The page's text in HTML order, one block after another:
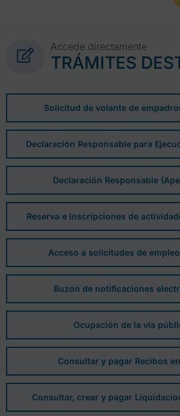
Accede directamente
TRÁMITES
Solicitud de volante de
Declaración Responsable para
Declaración Responsable
Reserva e inscripciones de
Acceso a solicitudes de
Buzón de notificaciones
Ocupación de la vía
Consultar y pagar Recibos en
Consultar, crear y pagar